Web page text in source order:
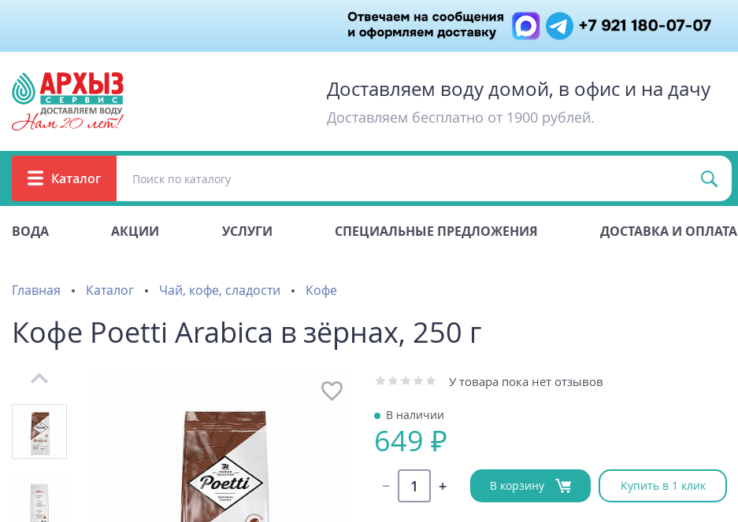
Доставляем воду домой, в офис и на дачу
Доставляем бесплатно от 1900 рублей.
Каталог
ВОДА АКЦИИ УСЛУГИ СПЕЦИАЛЬНЫЕ ПРЕДЛОЖЕНИЯ ДОСТАВКА И ОПЛАТА
Главная Каталог Чай, кофе, сладости Кофе
Кофе Poetti Arabica в зёрнах, 250 г
У товара пока нет отзывов
В наличии
649 ₽
В корзину Купить в 1 клик